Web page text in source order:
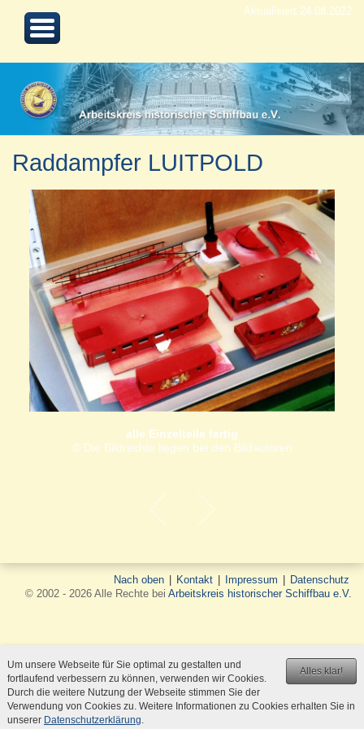
Aktualisiert 24.08.2022
Raddampfer LUITPOLD
alle Einzelteile fertig
© Die Bildrechte liegen bei den Bildautoren
Nach oben | Kontakt | Impressum | Datenschutz
© 2002 - 2026 Alle Rechte bei Arbeitskreis historischer Schiffbau e.V.
Alles klar!
Um unsere Webseite für Sie optimal zu gestalten und
fortlaufend verbessern zu können, verwenden wir Cookies.
Durch die weitere Nutzung der Webseite stimmen Sie der
Verwendung von Cookies zu. Weitere Informationen zu Cookies erhalten Sie in
unserer Datenschutzerklärung